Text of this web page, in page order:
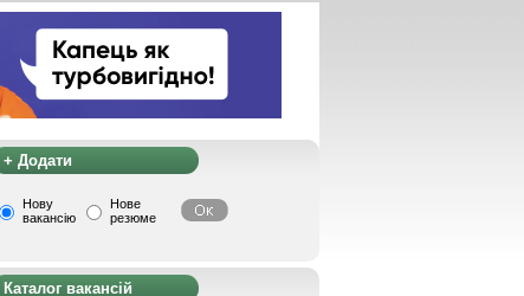
+ Додати
Нову
вакансію
Нове
резюме
Каталог вакансій